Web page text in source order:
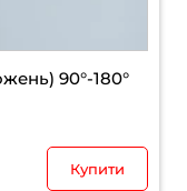
Уточнити